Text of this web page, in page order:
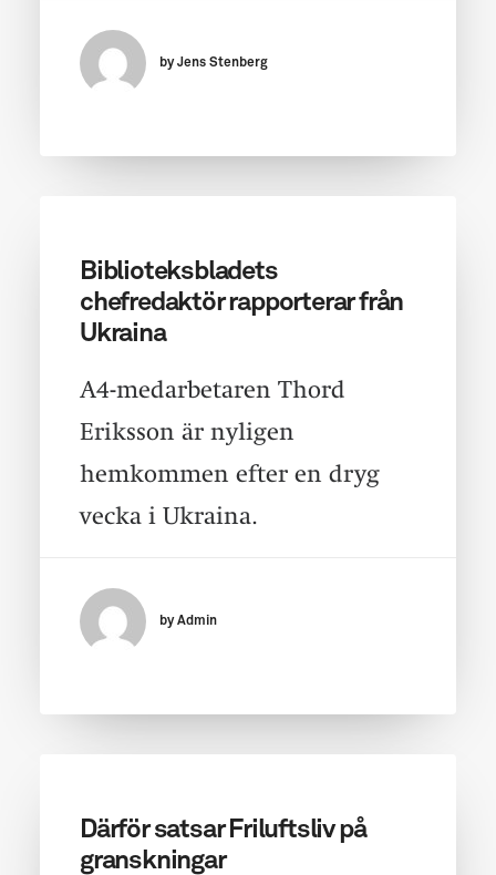
by Jens Stenberg
Biblioteksbladets
chefredaktör rapporterar från
Ukraina
A4-medarbetaren Thord
Eriksson är nyligen
hemkommen efter en dryg
vecka i Ukraina.
by Admin
Därför satsar Friluftsliv på
granskningar